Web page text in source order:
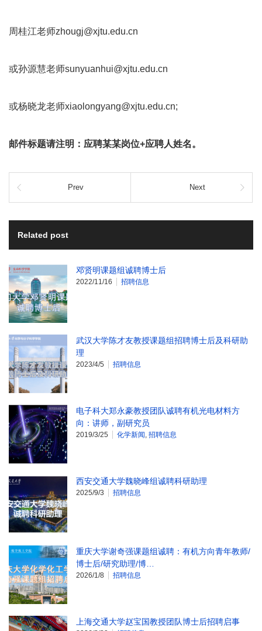
周桂江老师zhougj@xjtu.edu.cn
或孙源慧老师sunyuanhui@xjtu.edu.cn
或杨晓龙老师xiaolongyang@xjtu.edu.cn;
邮件标题请注明：应聘某某岗位+应聘人姓名。
Prev Next
Related post
邓贤明课题组诚聘博士后
2022/11/16 招聘信息
武汉大学陈才友教授课题组招聘博士后及科研助
理
2023/4/5 招聘信息
电子科大郑永豪教授团队诚聘有机光电材料方
向：讲师，副研究员
2019/3/25 化学新闻, 招聘信息
西安交通大学魏晓峰组诚聘科研助理
2025/9/3 招聘信息
重庆大学谢奇强课题组诚聘：有机方向青年教师/
博士后/研究助理/博…
2026/1/8 招聘信息
上海交通大学赵宝国教授团队博士后招聘启事